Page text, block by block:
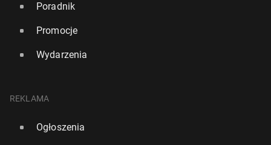
Poradnik
Promocje
Wydarzenia
REKLAMA
Ogłoszenia